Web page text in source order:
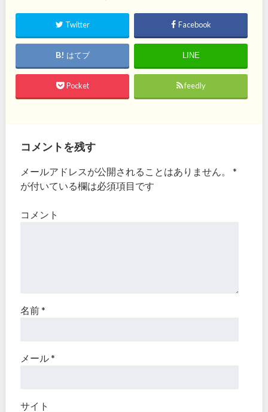
Twitter Facebook
はてブ LINE
Pocket feedly
コメントを残す
メールアドレスが公開されることはありません。
*
が付いている欄は必須項目です
コメント
名前*
メール*
サイト